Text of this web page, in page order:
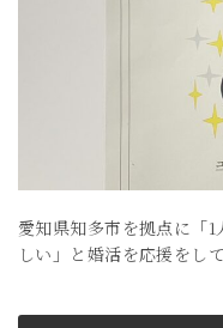
愛知県知多市を拠点に「
しい」と婚活を応援をし